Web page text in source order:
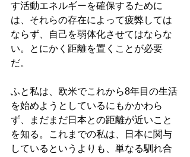
す活動エネルギーを確保するために
は、それらの存在によって疲弊しては
ならず、自己を弱体化させてはならな
い。とにかく距離を置くことが必要
だ。
ふと私は、欧米でこれから8年目の生活
を始めようとしているにもかかわら
ず、まだまだ日本との距離が近いこと
を知る。これまでの私は、日本に関与
しているというよりも、単なる馴れ合